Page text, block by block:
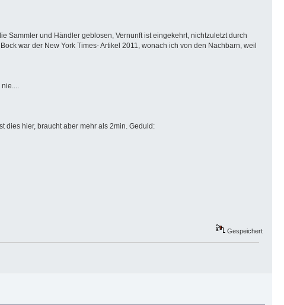
Sammler und Händler geblosen, Vernunft ist eingekehrt, nichtzuletzt durch
war der New York Times- Artikel 2011, wonach ich von den Nachbarn, weil
dies hier, braucht aber mehr als 2min. Geduld:
Gespeichert